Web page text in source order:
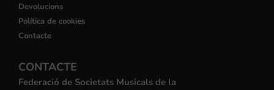
Devolucions
Política de cookies
Contacte
CONTACTE
Federació de Societats Musicals de la